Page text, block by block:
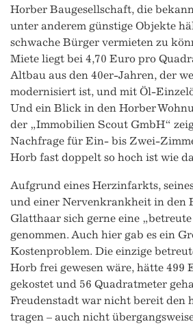
Horber Baugesellschaft, die
unter anderem günstige Objekte
schwache Bürger vermieten zu
Miete liegt bei 4,70 Euro pro
Altbau aus den 40er-Jahren, der
modernisiert ist, und mit Öl-
Und ein Blick in den Horber
der „Immobilien Scout GmbH“
Nachfrage für Ein- bis Zwei-
Horb fast doppelt so hoch ist wie
Aufgrund eines Herzinfarkts,
und einer Nervenkrankheit in den
Glatthaar sich gerne eine „betreute
genommen. Auch hier gab es ein
Kostenproblem. Die einzige
Horb frei gewesen wäre, hätte 499
gekostet und 56 Quadratmeter
Freudenstadt war nicht bereit den
tragen – auch nicht